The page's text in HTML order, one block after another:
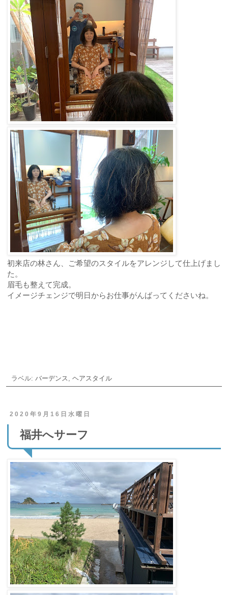
初来店の林さん、ご希望のスタイルをアレンジして仕上げまし
た。
眉毛も整えて完成。
イメージチェンジで明日からお仕事がんばってくださいね。
ラベル: バーデンス, ヘアスタイル
2020年9月16日水曜日
福井へサーフ